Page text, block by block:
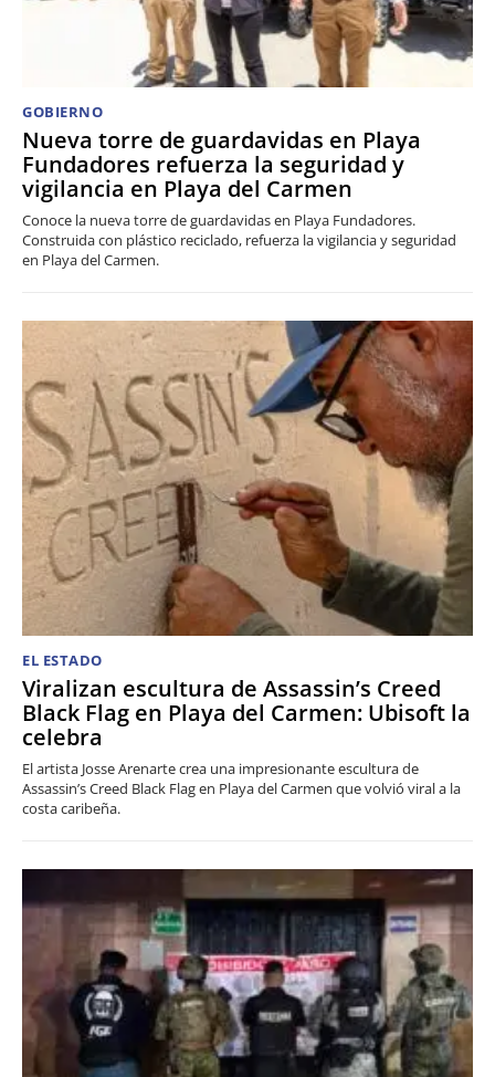
GOBIERNO
Nueva torre de guardavidas en Playa
Fundadores refuerza la seguridad y
vigilancia en Playa del Carmen
Conoce la nueva torre de guardavidas en Playa Fundadores.
Construida con plástico reciclado, refuerza la vigilancia y seguridad
en Playa del Carmen.
EL ESTADO
Viralizan escultura de Assassin’s Creed
Black Flag en Playa del Carmen: Ubisoft la
celebra
El artista Josse Arenarte crea una impresionante escultura de
Assassin’s Creed Black Flag en Playa del Carmen que volvió viral a la
costa caribeña.